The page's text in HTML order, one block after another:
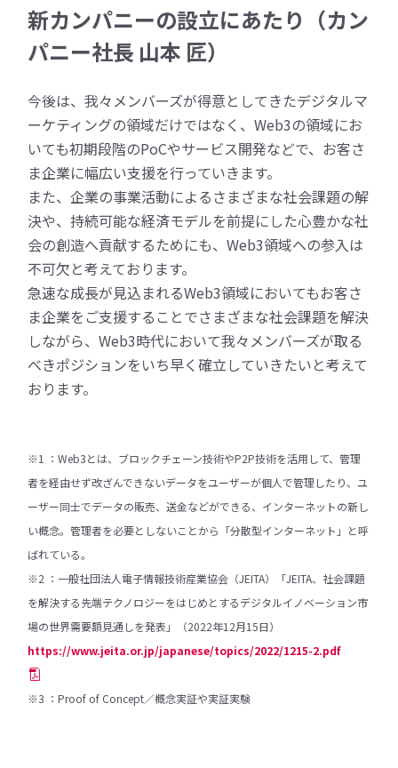
新カンパニーの設立にあたり（カン
パニー社長 山本 匠）
今後は、我々メンバーズが得意としてきたデジタルマ
ーケティングの領域だけではなく、Web3の領域にお
いても初期段階のPoCやサービス開発などで、お客さ
ま企業に幅広い支援を行っていきます。
また、企業の事業活動によるさまざまな社会課題の解
決や、持続可能な経済モデルを前提にした心豊かな社
会の創造へ貢献するためにも、Web3領域への参入は
不可欠と考えております。
急速な成長が見込まれるWeb3領域においてもお客さ
ま企業をご支援することでさまざまな社会課題を解決
しながら、Web3時代において我々メンバーズが取る
べきポジションをいち早く確立していきたいと考えて
おります。
※1 ：Web3とは、ブロックチェーン技術やP2P技術を活用して、管理
者を経由せず改ざんできないデータをユーザーが個人で管理したり、ユ
ーザー同士でデータの販売、送金などができる、インターネットの新し
い概念。管理者を必要としないことから「分散型インターネット」と呼
ばれている。
※2 ：一般社団法人電子情報技術産業協会（JEITA）「JEITA、社会課題
を解決する先端テクノロジーをはじめとするデジタルイノベーション市
場の世界需要額見通しを発表」（2022年12月15日）
https://www.jeita.or.jp/japanese/topics/2022/1215-2.pdf
※3 ：Proof of Concept／概念実証や実証実験